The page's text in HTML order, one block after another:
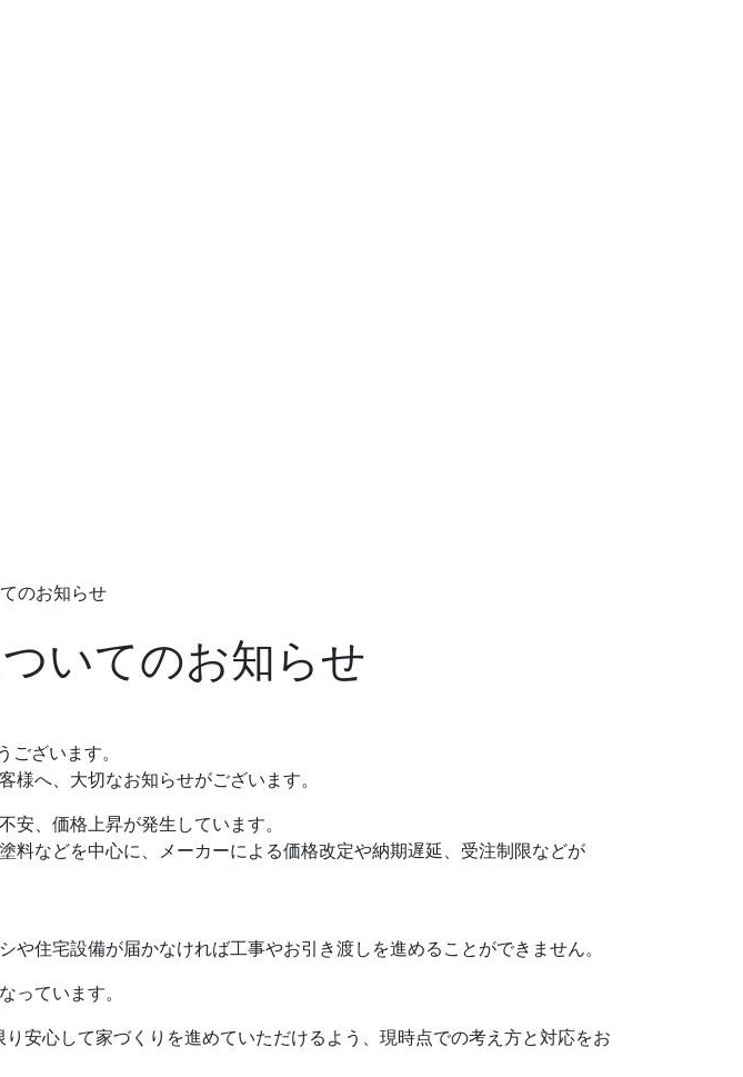
のお知らせ
いてのお知らせ
ざいます。
へ、大切なお知らせがございます。
、価格上昇が発生しています。
などを中心に、メーカーによる価格改定や納期遅延、受注制限などが
住宅設備が届かなければ工事やお引き渡しを進めることができません。
ています。
安心して家づくりを進めていただけるよう、現時点での考え方と対応をお